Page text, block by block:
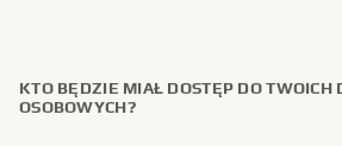
KTO BĘDZIE MIAŁ DOSTĘP DO TWOICH
OSOBOWYCH?